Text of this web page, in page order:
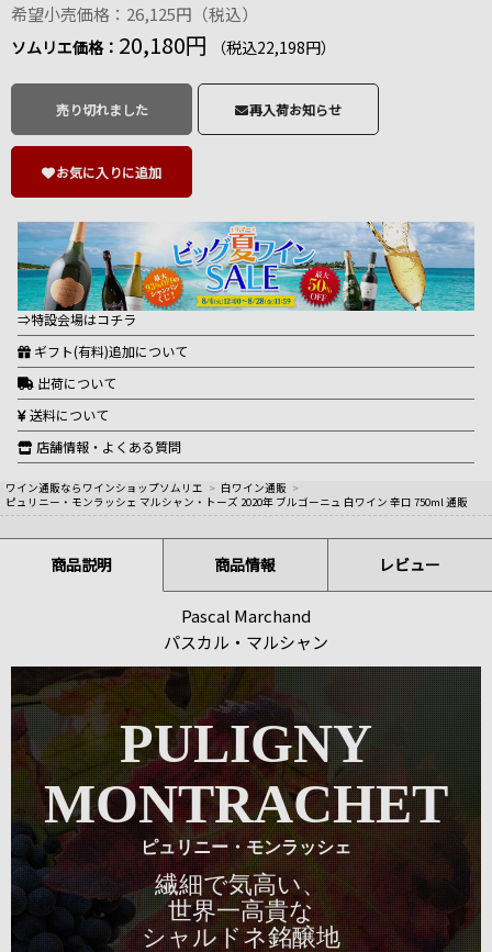
希望小売価格：26,125円（税込）
ソムリエ価格： 20,180円 （税込22,198円）
売り切れました 再入荷お知らせ
お気に入りに追加
⇒特設会場はコチラ
ギフト(有料)追加について
出荷について
送料について
店舗情報・よくある質問
ワイン通販ならワインショップソムリエ > 白ワイン通販 >
ピュリニー・モンラッシェ マルシャン・トーズ 2020年 ブルゴーニュ 白ワイン 辛口 750ml 通販
商品説明 商品情報 レビュー
Pascal Marchand
パスカル・マルシャン
PULIGNY
MONTRACHET
ピュリニー・モンラッシェ
繊細で気高い、
世界一高貴な
シャルドネ銘醸地